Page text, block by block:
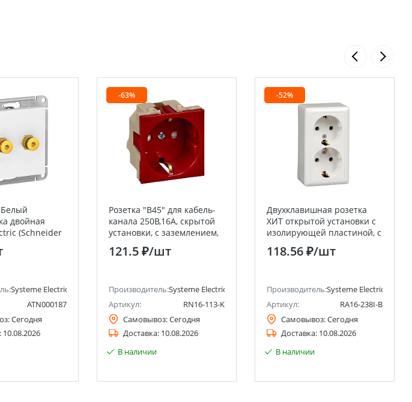
двойная
(Schneider
Systeme Electric (ранее Schneider Electric)
ATN000187
Сегодня
10.08.2026
-63%
Розетка "В45" для кабель-
канала 250В,16А, скрытой
установки, с заземлением,
с защитными шторками
Systeme Electric (Schneider
121.5 ₽/шт
Производитель:Systeme Electric (ранее Schneider Electric)
Артикул:
RN16-113-K
Самовывоз:Сегодня
Доставка: 10.08.2026
В наличии
-52%
Двухклавишная розетка
ХИТ открытой установки с
изолирующей пластиной, с
заземлением, белая, 16А,
Schneider Electric RA16-
118.56 ₽/шт
Производитель:Systeme Electric
Артикул:
RA16-238I-B
Самовывоз:Сегодня
Доставка: 10.08.2026
В наличии